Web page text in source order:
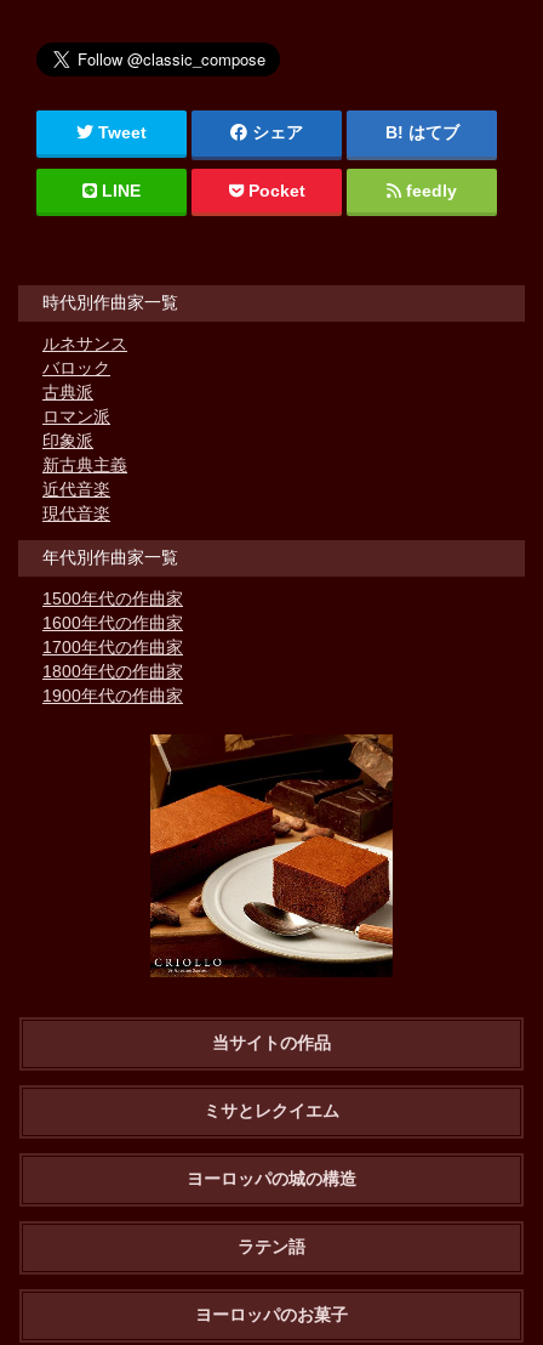
Tweet シェア はてブ
LINE Pocket feedly
時代別作曲家一覧
ルネサンス
バロック
古典派
ロマン派
印象派
新古典主義
近代音楽
現代音楽
年代別作曲家一覧
1500年代の作曲家
1600年代の作曲家
1700年代の作曲家
1800年代の作曲家
1900年代の作曲家
当サイトの作品
ミサとレクイエム
ヨーロッパの城の構造
ラテン語
ヨーロッパのお菓子